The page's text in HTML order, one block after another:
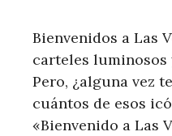
Bienvenidos a Las
carteles
Pero, ¿alguna vez
cuántos de esos
«Bienvenido a Las